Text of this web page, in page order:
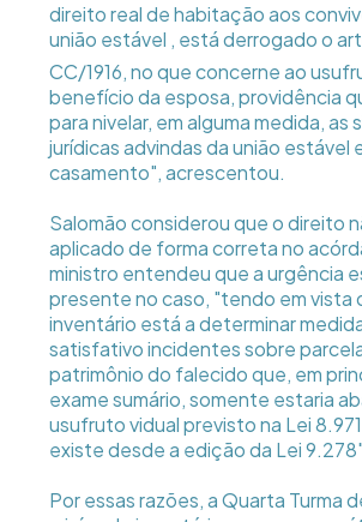
direito real de habitação aos
união estável , está derrogado o
CC/1916, no que concerne ao
benefício da esposa, providência
para nivelar, em alguma medida, as
jurídicas advindas da união estável
casamento", acrescentou.
Salomão considerou que o direito
aplicado de forma correta no
ministro entendeu que a urgência
presente no caso, "tendo em vista
inventário está a determinar
satisfativo incidentes sobre
patrimônio do falecido que, em
exame sumário, somente estaria
usufruto vidual previsto na Lei
existe desde a edição da Lei
Por essas razões, a Quarta Turma